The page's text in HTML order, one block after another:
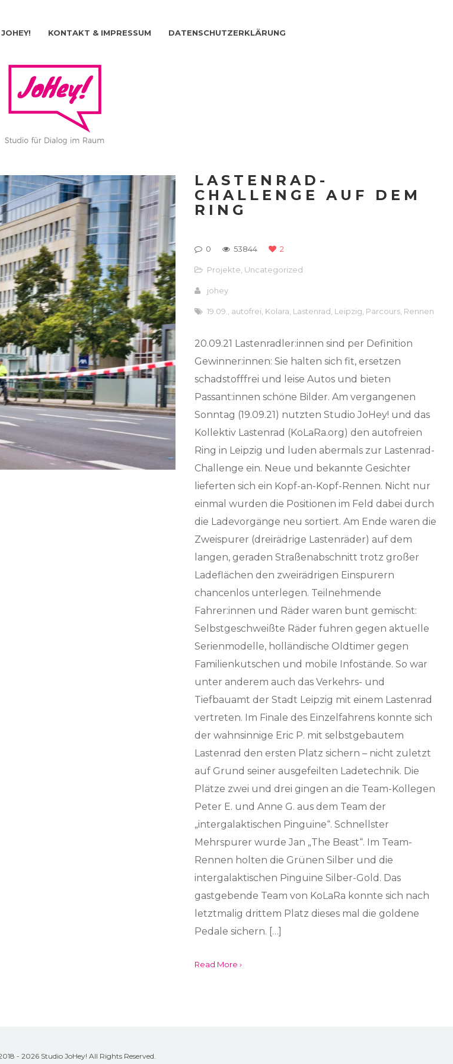
KONTAKT & IMPRESSUM DATENSCHUTZERKLÄRUNG
LASTENRAD-
CHALLENGE AUF DEM
RING
0 53844 2
Projekte Uncategorized
johey
19.09. autofrei Kolara Lastenrad Leipzig Parcours Rennen
20.09.21 Lastenradler:innen sind per Definition
Gewinner:innen: Sie halten sich fit, ersetzen
schadstofffrei und leise Autos und bieten
Passant:innen schöne Bilder. Am vergangenen
Sonntag (19.09.21) nutzten Studio JoHey! und das
Kollektiv Lastenrad (KoLaRa.org) den autofreien
Ring in Leipzig und luden abermals zur Lastenrad-
Challenge ein. Neue und bekannte Gesichter
lieferten sich ein Kopf-an-Kopf-Rennen. Nicht nur
einmal wurden die Positionen im Feld dabei durch
die Ladevorgänge neu sortiert. Am Ende waren die
Zweispurer (dreirädrige Lastenräder) auf dem
langen, geraden Straßenabschnitt trotz großer
Ladeflächen den zweirädrigen Einspurern
chancenlos unterlegen. Teilnehmende
Fahrer:innen und Räder waren bunt gemischt:
Selbstgeschweißte Räder fuhren gegen aktuelle
Serienmodelle, holländische Oldtimer gegen
Familienkutschen und mobile Infostände. So war
unter anderem auch das Verkehrs- und
Tiefbauamt der Stadt Leipzig mit einem Lastenrad
vertreten. Im Finale des Einzelfahrens konnte sich
der wahnsinnige Eric P. mit selbstgebautem
Lastenrad den ersten Platz sichern – nicht zuletzt
auf Grund seiner ausgefeilten Ladetechnik. Die
Plätze zwei und drei gingen an die Team-Kollegen
Peter E. und Anne G. aus dem Team der
„intergalaktischen Pinguine“. Schnellster
Mehrspurer wurde Jan „The Beast“. Im Team-
Rennen holten die Grünen Silber und die
intergalaktischen Pinguine Silber-Gold. Das
gastgebende Team von KoLaRa konnte sich nach
letztmalig drittem Platz dieses mal die goldene
Pedale sichern. […]
Read More ›
- 2026 Studio JoHey! All Rights Reserved.